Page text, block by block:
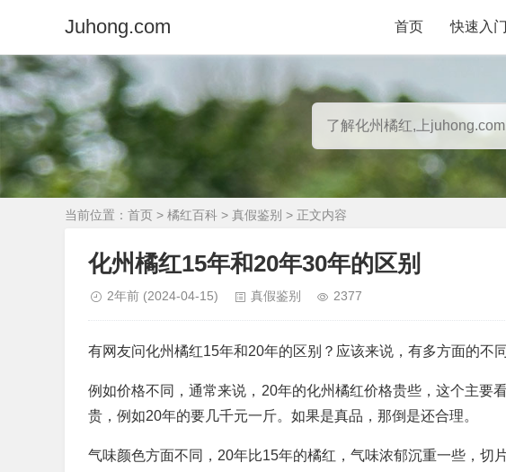
Juhong.com 首页 快速入门
当前位置： 首页 > 橘红百科 > 真假鉴别 > 正文内容
化州橘红15年和20年30年的区别
2年前 (2024-04-15) 真假鉴别 2377
有网友问化州橘红15年和20年的区别？应该来说，有多方面的不同
例如价格不同，通常来说，20年的化州橘红价格贵些，这个主要
贵，例如20年的要几千元一斤。如果是真品，那倒是还合理。
气味颜色方面不同，20年比15年的橘红，气味浓郁沉重一些，切